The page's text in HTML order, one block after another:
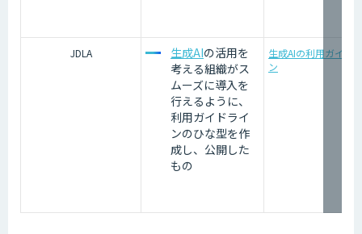
JDLA 生成AIの活用を
考える組織がス
ムーズに導入を
行えるように、
利用ガイドライ
ンのひな型を作
成し、公開した
もの
生成AIの利用ガイド
ン